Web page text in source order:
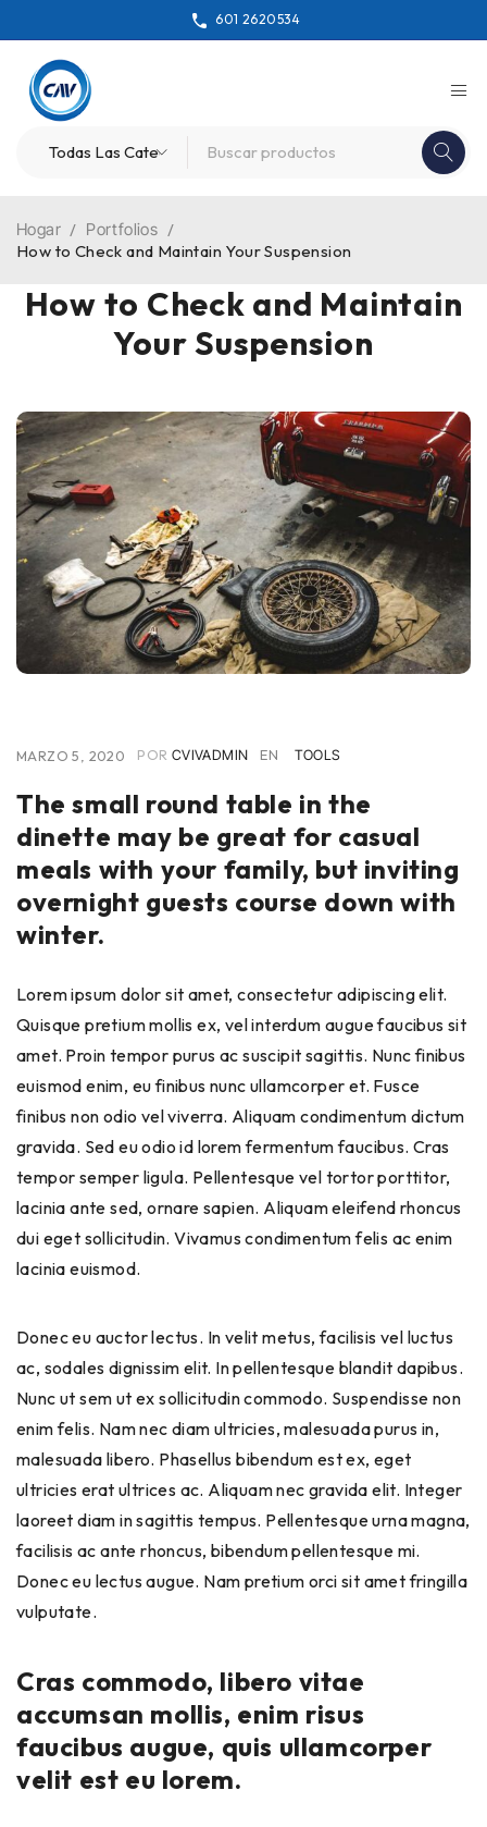
601 2620534
Hogar / Portfolios /
How to Check and Maintain Your Suspension
How to Check and Maintain
Your Suspension
MARZO 5, 2020 POR CVIVADMIN EN TOOLS
The small round table in the
dinette may be great for casual
meals with your family, but inviting
overnight guests course down with
winter.
Lorem ipsum dolor sit amet, consectetur adipiscing elit.
Quisque pretium mollis ex, vel interdum augue faucibus sit
amet. Proin tempor purus ac suscipit sagittis. Nunc finibus
euismod enim, eu finibus nunc ullamcorper et. Fusce
finibus non odio vel viverra. Aliquam condimentum dictum
gravida. Sed eu odio id lorem fermentum faucibus. Cras
tempor semper ligula. Pellentesque vel tortor porttitor,
lacinia ante sed, ornare sapien. Aliquam eleifend rhoncus
dui eget sollicitudin. Vivamus condimentum felis ac enim
lacinia euismod.
Donec eu auctor lectus. In velit metus, facilisis vel luctus
ac, sodales dignissim elit. In pellentesque blandit dapibus.
Nunc ut sem ut ex sollicitudin commodo. Suspendisse non
enim felis. Nam nec diam ultricies, malesuada purus in,
malesuada libero. Phasellus bibendum est ex, eget
ultricies erat ultrices ac. Aliquam nec gravida elit. Integer
laoreet diam in sagittis tempus. Pellentesque urna magna,
facilisis ac ante rhoncus, bibendum pellentesque mi.
Donec eu lectus augue. Nam pretium orci sit amet fringilla
vulputate.
Cras commodo, libero vitae
accumsan mollis, enim risus
faucibus augue, quis ullamcorper
velit est eu lorem.